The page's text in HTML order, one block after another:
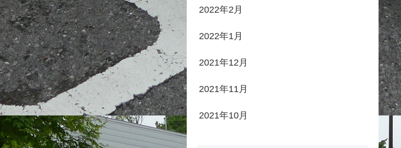
2022年2月
2022年1月
2021年12月
2021年11月
2021年10月